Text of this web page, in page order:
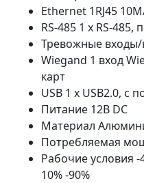
Ethernet 1RJ45
RS-485 1 х RS-485,
Тревожные
Wiegand 1 вход
карт
USB 1 x USB2.0, с
Питание 12В DC
Материал
Потребляемая
Рабочие условия
10% -90%